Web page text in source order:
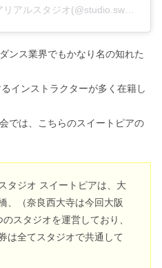
ンス業界でもかなり名の知れた
インストラクターが多く在籍し
では、こちらのスイートピアの
タジオ スイートピアは、大
、（奈良西大寺は今回大阪
スタジオを運営しており、
は全てスタジオで共通して